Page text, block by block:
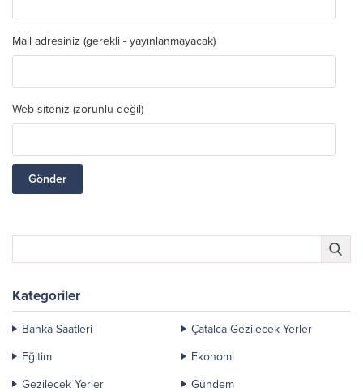
Mail adresiniz (gerekli - yayınlanmayacak)
Web siteniz (zorunlu değil)
Kategoriler
Banka Saatleri
Çatalca Gezilecek Yerler
Eğitim
Ekonomi
Gezilecek Yerler
Gündem